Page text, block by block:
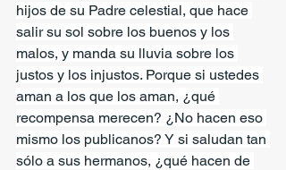
hijos de su Padre celestial, que hace
salir su sol sobre los buenos y los
malos, y manda su lluvia sobre los
justos y los injustos. Porque si ustedes
aman a los que los aman, ¿qué
recompensa merecen? ¿No hacen eso
mismo los publicanos? Y si saludan tan
sólo a sus hermanos, ¿qué hacen de